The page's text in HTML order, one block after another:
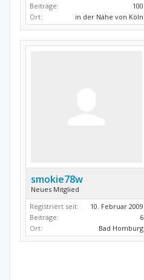
Beiträge:
100
Ort:
in der Nähe von Köln
smokie78w
Neues Mitglied
Registriert seit:
10. Februar 2009
Beiträge:
6
Ort:
Bad Homburg